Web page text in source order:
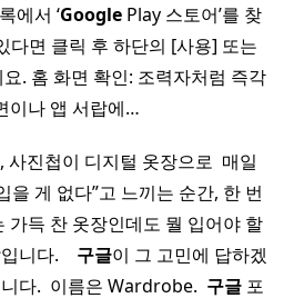
에서 ‘GooglePlay 스토어’를 찾
다면 클릭 후 하단의 [사용] 또는
. 홈 화면 확인: 조력자처럼 즉각
이나 앱 서랍에…
진첩이 디지털 옷장으로 ​ 매일
을 게 없다”고 느끼는 순간, 한 번
가득 찬 옷장인데도 뭘 입어야 할
니다.
구글이 그 고민에 답하겠
다. ​ 이름은 Wardrobe.
구글포